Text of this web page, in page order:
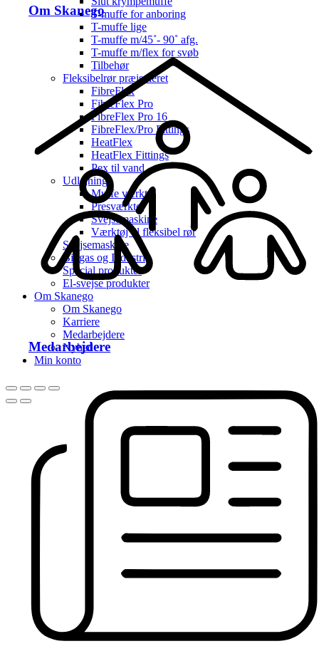
Om Skanego
Medarbejdere
T-muffe for anboring
T-muffe lige
T-muffe m/45˚- 90˚ afg.
T-muffe m/flex for svøb
Tilbehør
Fleksibelrør præisoleret
FibreFlex
FibreFlex Pro
FibreFlex Pro 16
FibreFlex/Pro Fittings
HeatFlex
HeatFlex Fittings
Pex til vand
Udlejning
Muffe værktøj
Presværktøj
Svejsemaskine
Værktøj til fleksibel rør
Svejsemaskine
Biogas og Industri
Special produkter
El-svejse produkter
Om Skanego
Om Skanego
Karriere
Medarbejdere
Nyhed
Min konto